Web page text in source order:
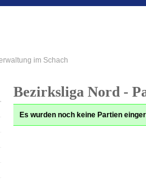
im Schach
Bezirksliga Nord -
Es wurden noch keine Partien